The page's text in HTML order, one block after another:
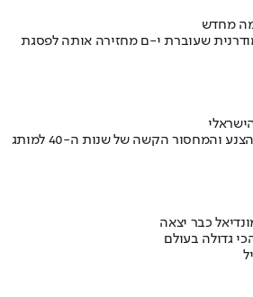
מחדש
שעוברת י-ם מחזירה אותה לפסגת
איך אסם הפכה את תקופת הצנע והמחסור הקשה של שנות ה-40 למותג
כבר יצאה
גדולה בעולם